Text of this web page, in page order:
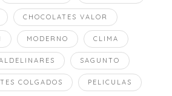
CHOCOLATES VALOR
MODERNO CLIMA
SAGUNTO
COLGADOS PELICULAS